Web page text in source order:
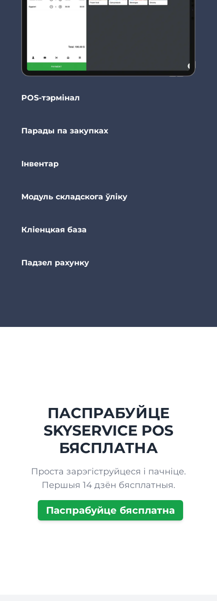
POS-тэрмінал
Парады па закупках
Інвентар
Модуль складскога ўліку
Кліенцкая база
Падзел рахунку
ПАСПРАБУЙЦЕ
SKYSERVICE POS
БЯСПЛАТНА
Проста зарэгіструйцеся і пачніце.
Першыя 14 дзён бясплатныя.
Паспрабуйце бясплатна